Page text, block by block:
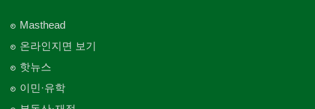
Masthead
온라인지면 보기
핫뉴스
이민·유학